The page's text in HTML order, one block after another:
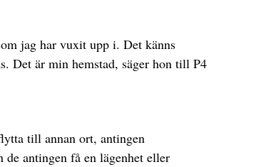
jag har vuxit upp i. Det känns
Det är min hemstad, säger hon till P4
till annan ort, antingen
antingen få en lägenhet eller